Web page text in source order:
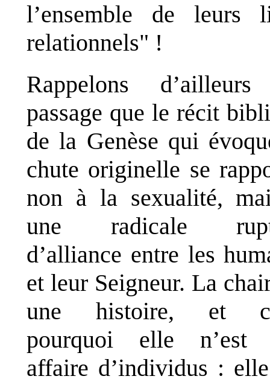
l’ensemble de leurs
relationnels" !
Rappelons
passage que le récit
de la Genèse qui
chute originelle se
non à la sexualité,
une radicale
d’alliance entre les
et leur Seigneur. La
une histoire, et
pourquoi elle n’est
affaire d’individus :